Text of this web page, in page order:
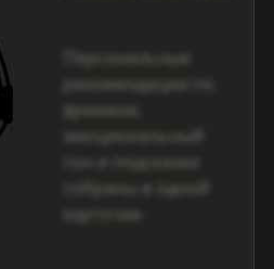
Персональные
рекомендации по
времени,
эмоциональный
тон и подсказки
собраны в одной
карточке.